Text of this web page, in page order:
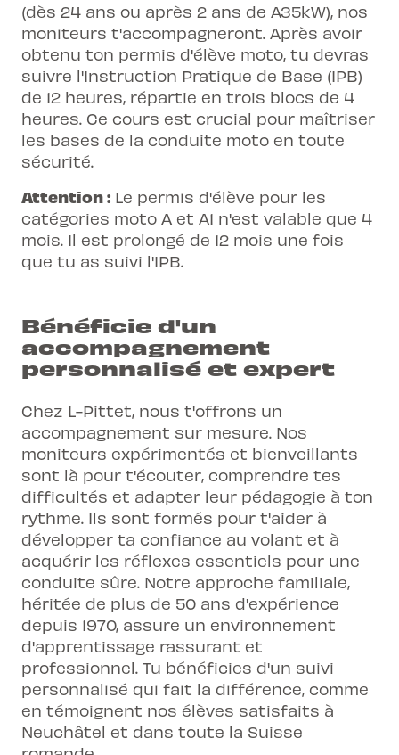
(dès 24 ans ou après 2 ans de A35kW), nos
moniteurs t'accompagneront. Après avoir
obtenu ton permis d'élève moto, tu devras
suivre l'Instruction Pratique de Base (IPB)
de 12 heures, répartie en trois blocs de 4
heures. Ce cours est crucial pour maîtriser
les bases de la conduite moto en toute
sécurité.
Attention : Le permis d'élève pour les
catégories moto A et A1 n'est valable que 4
mois. Il est prolongé de 12 mois une fois
que tu as suivi l'IPB.
Bénéficie d'un
accompagnement
personnalisé et expert
Chez L-Pittet, nous t'offrons un
accompagnement sur mesure. Nos
moniteurs expérimentés et bienveillants
sont là pour t'écouter, comprendre tes
difficultés et adapter leur pédagogie à ton
rythme. Ils sont formés pour t'aider à
développer ta confiance au volant et à
acquérir les réflexes essentiels pour une
conduite sûre. Notre approche familiale,
héritée de plus de 50 ans d'expérience
depuis 1970, assure un environnement
d'apprentissage rassurant et
professionnel. Tu bénéficies d'un suivi
personnalisé qui fait la différence, comme
en témoignent nos élèves satisfaits à
Neuchâtel et dans toute la Suisse